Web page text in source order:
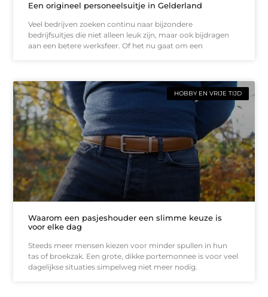
Een origineel personeelsuitje in Gelderland
Veel bedrijven zoeken continu naar bijzondere
bedrijfsuitjes die niet alleen leuk zijn, maar ook bijdragen
aan een betere werksfeer. Of het nu gaat om een
HOBBY EN VRIJE TIJD
Waarom een pasjeshouder een slimme keuze is
voor elke dag
Steeds meer mensen kiezen voor minder spullen in hun
tas of broekzak. Een grote, dikke portemonnee is voor veel
dagelijkse situaties simpelweg niet meer nodig.